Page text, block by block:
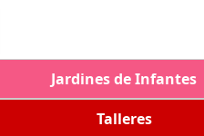
Jardines de Infantes
Talleres